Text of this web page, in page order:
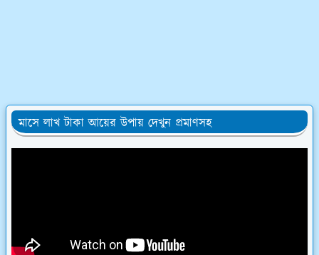
মাসে লাখ টাকা আয়ের উপায় দেখুন প্রমাণসহ